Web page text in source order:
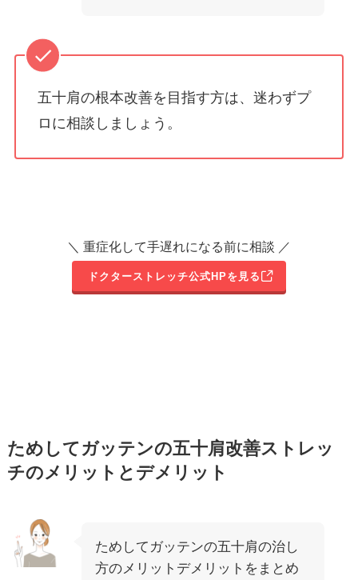
五十肩の根本改善を目指す方は、迷わずプ
ロに相談しましょう。
＼ 重症化して手遅れになる前に相談 ／
ドクターストレッチ公式HPを見る
ためしてガッテンの五十肩改善ストレッ
チのメリットとデメリット
ためしてガッテンの五十肩の治し
方のメリットデメリットをまとめ